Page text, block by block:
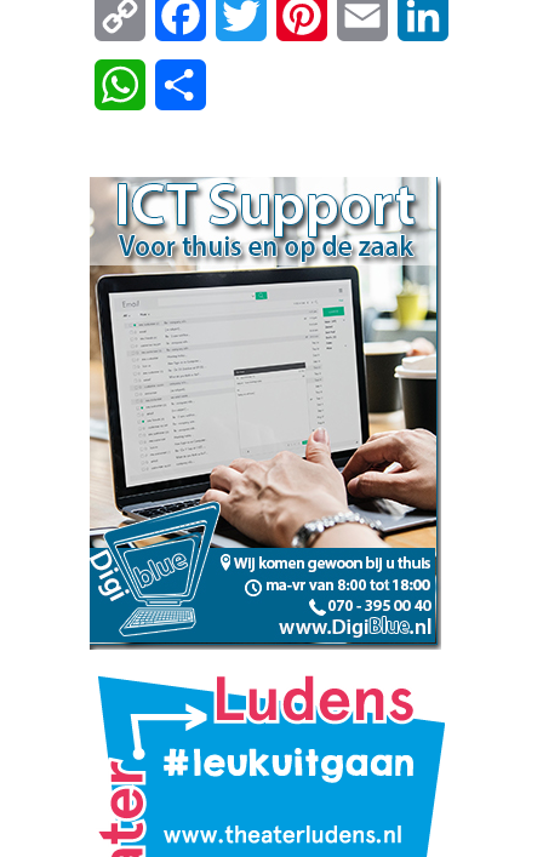
Copy
Link
FacebookTwitter Pinterest Email
WhatsApp